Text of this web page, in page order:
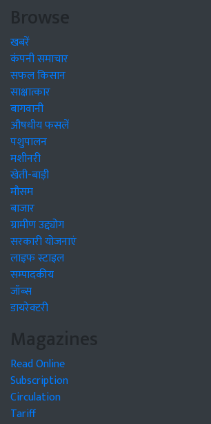
Browse
खबरें
कंपनी समाचार
सफल किसान
साक्षात्कार
बागवानी
औषधीय फसलें
पशुपालन
मशीनरी
खेती-बाड़ी
मौसम
बाजार
ग्रामीण उद्द्योग
सरकारी योजनाएं
लाइफ स्टाइल
सम्पादकीय
जॉब्स
डायरेक्टरी
Magazines
Read Online
Subscription
Circulation
Tariff